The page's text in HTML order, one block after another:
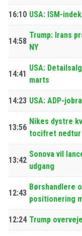
16:10 USA: ISM-
14:58
Trump: Irans
NY
14:41
USA:
marts
14:23 USA: ADP-
13:56
Nikes dystre
tocifret nedtur
13:42
Sonova vil
udgang
12:43
Børshandlere
positionering
12:24 Trump